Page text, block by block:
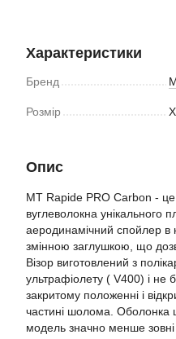
Характеристики
Бренд
Розмір
Опис
MT Rapide PRO Carbon -
вуглеволокна унікального
аеродинамічний спойлер в
змінною заглушкою, що
Візор виготовлений з
ультрафіолету ( V400) і не
закритому положенні і
частині шолома.
модель значно менше зовні